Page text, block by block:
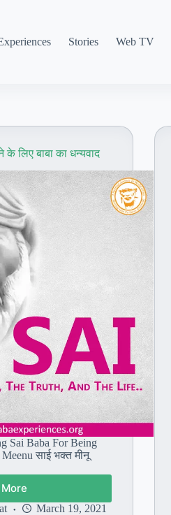
Stories Web TV
के लिए बाबा का धन्यवाद
Sai Baba For Being
साई भक्त मीनू
साई
March 19, 2021